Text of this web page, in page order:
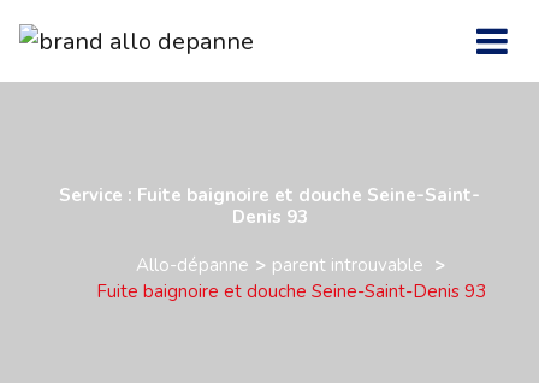
Service : Fuite baignoire et douche Seine-Saint-
Denis 93
Allo-dépanne
parent introuvable
Fuite baignoire et douche Seine-Saint-Denis 93